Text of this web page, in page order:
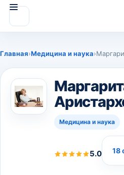
Главная›Медицина и наука›
Медицина и наука
5.0 18